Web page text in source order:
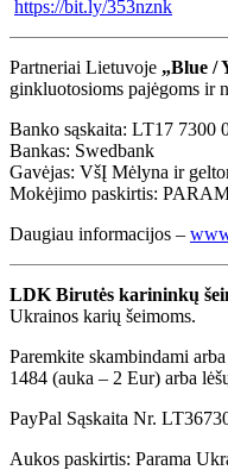
https://bit.ly/353nznk
Partneriai Lietuvoje „Blue /
ginkluotosioms pajėgoms ir
Banko sąskaita: LT17 7300
Bankas: Swedbank
Gavėjas: VšĮ Mėlyna ir
Mokėjimo paskirtis:
Daugiau informacijos –
LDK Birutės karininkų
Ukrainos karių šeimoms.
Paremkite skambindami
1484 (auka – 2 Eur) arba
PayPal Sąskaita Nr.
Aukos paskirtis: Parama